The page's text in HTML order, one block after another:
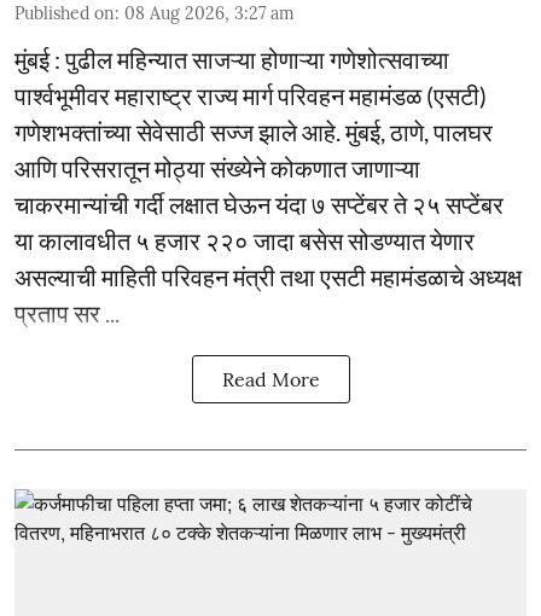
Published on: 08 Aug 2026, 3:27 am
मुंबई : पुढील महिन्यात साजऱ्या होणाऱ्या गणेशोत्सवाच्या
पार्श्वभूमीवर महाराष्ट्र राज्य मार्ग परिवहन महामंडळ (एसटी)
गणेशभक्तांच्या सेवेसाठी सज्ज झाले आहे. मुंबई, ठाणे, पालघर
आणि परिसरातून मोठ्या संख्येने कोकणात जाणाऱ्या
चाकरमान्यांची गर्दी लक्षात घेऊन यंदा ७ सप्टेंबर ते २५ सप्टेंबर
या कालावधीत ५ हजार २२० जादा बसेस सोडण्यात येणार
असल्याची माहिती परिवहन मंत्री तथा एसटी महामंडळाचे अध्यक्ष
प्रताप सर ...
Read More